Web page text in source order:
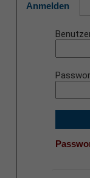
Anmelden